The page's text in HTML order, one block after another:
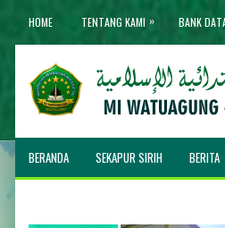
HOME TENTANG KAMI » BANK
BERANDA SEKAPUR SIRIH BERITA